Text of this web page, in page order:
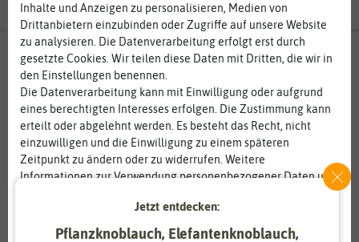
Inhalte und Anzeigen zu personalisieren, Medien von
Drittanbietern einzubinden oder Zugriffe auf unsere Website
zu analysieren. Die Datenverarbeitung erfolgt erst durch
gesetzte Cookies. Wir teilen diese Daten mit Dritten, die wir in
den Einstellungen benennen.
Die Datenverarbeitung kann mit Einwilligung oder aufgrund
eines berechtigten Interesses erfolgen. Die Zustimmung kann
erteilt oder abgelehnt werden. Es besteht das Recht, nicht
einzuwilligen und die Einwilligung zu einem späteren
Zeitpunkt zu ändern oder zu widerrufen. Weitere
Informationen zur Verwendung personenbezogener Daten und
Essenziell Statistik
Jetzt entdecken:
Pflanzknoblauch, Elefantenknoblauch,